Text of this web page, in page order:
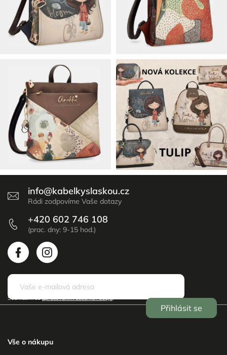
info@kabelkyslaskou.cz
+420 602 746 108
Odebírat newsletter
Souhlasím seZpracováním osobních údajů.
Přihlásit se
Vše o nákupu